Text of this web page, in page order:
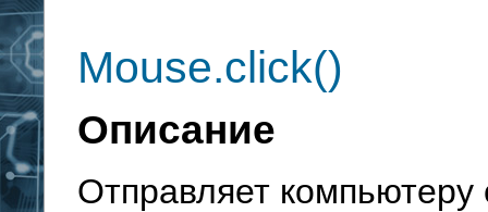
Mouse.click()
Описание
Отправляет компьютеру